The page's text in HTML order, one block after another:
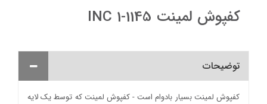
کفپوش لمینت INC 1-1145
توضیحات
کفپوش لمینت بسیار بادوام است - کفپوش لمینت که توسط یک لایه